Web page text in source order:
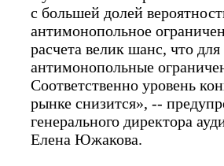
с большей долей
антимонопольное
расчета велик шанс, что
антимонопольные
Соответственно уровень
рынке снизится», --
генерального директора
Елена Южакова.